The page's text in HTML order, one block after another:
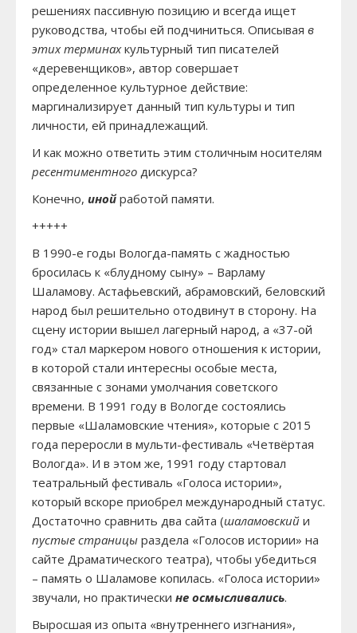
решениях пассивную позицию и всегда ищет
руководства, чтобы ей подчиниться. Описывая в
этих терминахкультурный тип писателей
«деревенщиков», автор совершает
определенное культурное действие:
маргинализирует данный тип культуры и тип
личности, ей принадлежащий.
И как можно ответить этим столичным носителям
ресентиментного дискурса?
Конечно, инойработой памяти.
+++++
В 1990-е годы Вологда-память с жадностью
бросилась к «блудному сыну» – Варламу
Шаламову. Астафьевский, абрамовский, беловский
народ был решительно отодвинут в сторону. На
сцену истории вышел лагерный народ, а «37-ой
год» стал маркером нового отношения к истории,
в которой стали интересны особые места,
связанные с зонами умолчания советского
времени. В 1991 году в Вологде состоялись
первые «Шаламовские чтения», которые с 2015
года переросли в мульти-фестиваль «Четвёртая
Вологда». И в этом же, 1991 году стартовал
театральный фестиваль «Голоса истории»,
который вскоре приобрел международный статус.
Достаточно сравнить два сайта (шаламовский и
пустые страницы раздела «Голосов истории» на
сайте Драматического театра), чтобы убедиться
– память о Шаламове копилась. «Голоса истории»
звучали, но практически не осмысливались.
Выросшая из опыта «внутреннего изгнания»,